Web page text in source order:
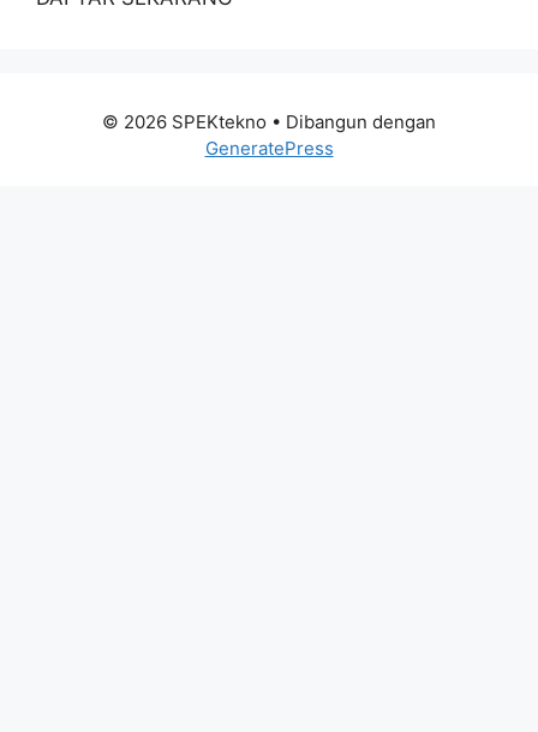
© 2026 SPEKtekno • Dibangun dengan
GeneratePress